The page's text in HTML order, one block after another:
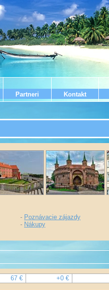
Partneri Kontakt
- Poznávacie zájazdy
- Nákupy
67 € +0 €